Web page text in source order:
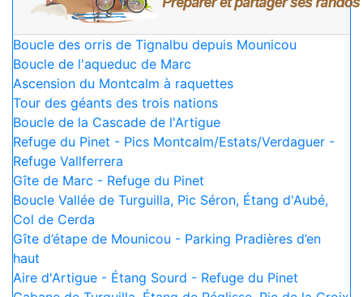
Boucle des orris de Tignalbu depuis Mounicou
Boucle de l'aqueduc de Marc
Ascension du Montcalm à raquettes
Tour des géants des trois nations
Boucle de la Cascade de l'Artigue
Refuge du Pinet - Pics Montcalm/Estats/Verdaguer -
Refuge Vallferrera
Gîte de Marc - Refuge du Pinet
Boucle Vallée de Turguilla, Pic Séron, Étang d'Aubé,
Col de Cerda
Gîte d’étape de Mounicou - Parking Pradières d’en
haut
Aire d'Artigue - Étang Sourd - Refuge du Pinet